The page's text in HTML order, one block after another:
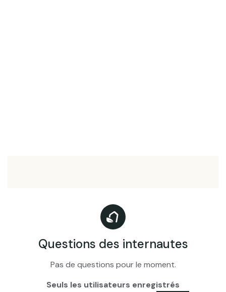
Questions des internautes
Pas de questions pour le moment.
Seuls les utilisateurs enregistrés